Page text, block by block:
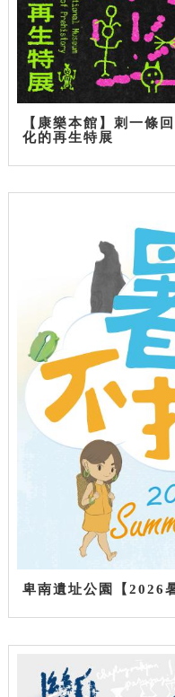
【康樂本館】刺一條
化的再生特展
卑南遺址公園【2026